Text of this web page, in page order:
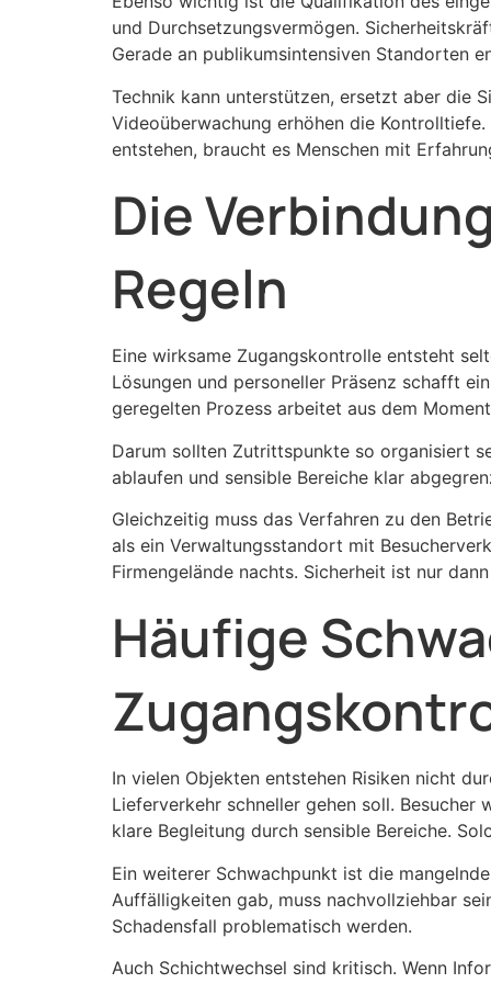
und Durchsetzungsvermögen.
Gerade an publikumsintensiven Standorten
Technik kann unterstützen, ersetzt aber die
Videoüberwachung erhöhen die
entstehen, braucht es Menschen mit
Die
Regeln
Eine wirksame Zugangskontrolle entsteht
Lösungen und personeller Präsenz schafft
geregelten Prozess arbeitet aus dem
Darum sollten Zutrittspunkte so organisiert
ablaufen und sensible Bereiche klar
Gleichzeitig muss das Verfahren zu den
als ein Verwaltungsstandort mit
Firmengelände nachts. Sicherheit ist nur
Häufige
In vielen Objekten entstehen Risiken nicht
Lieferverkehr schneller gehen soll.
klare Begleitung durch sensible Bereiche.
Ein weiterer Schwachpunkt ist die
Auffälligkeiten gab, muss nachvollziehbar
Schadensfall problematisch werden.
Auch Schichtwechsel sind kritisch. Wenn